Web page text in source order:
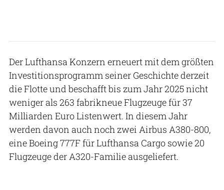
Der Lufthansa Konzern erneuert mit dem größten
Investitionsprogramm seiner Geschichte derzeit
die Flotte und beschafft bis zum Jahr 2025 nicht
weniger als 263 fabrikneue Flugzeuge für 37
Milliarden Euro Listenwert. In diesem Jahr
werden davon auch noch zwei Airbus A380-800,
eine Boeing 777F für Lufthansa Cargo sowie 20
Flugzeuge der A320-Familie ausgeliefert.